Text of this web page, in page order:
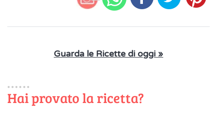
Guarda le Ricette di oggi »
Hai provato la ricetta?